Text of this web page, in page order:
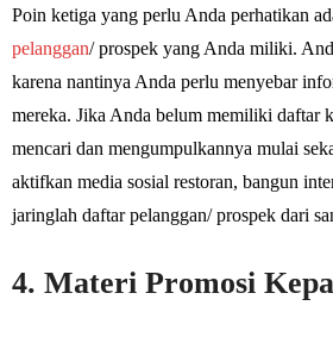
Poin ketiga yang perlu Anda perhatikan
pelanggan/ prospek yang Anda miliki.
karena nantinya Anda perlu menyebar
mereka. Jika Anda belum memiliki daftar
mencari dan mengumpulkannya mulai
aktifkan media sosial restoran, bangun
jaringlah daftar pelanggan/ prospek dari
4. Materi Promosi